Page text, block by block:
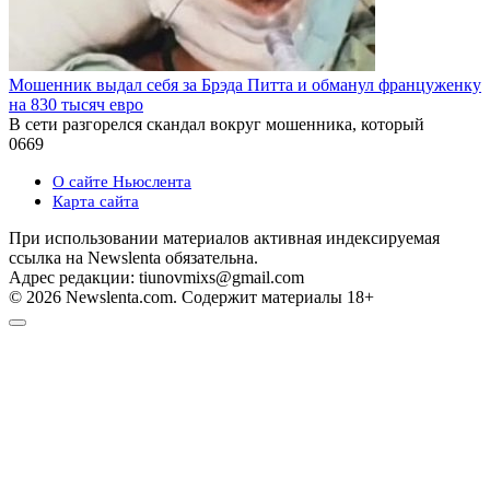
Мошенник выдал себя за Брэда Питта и обманул француженку
на 830 тысяч евро
В сети разгорелся скандал вокруг мошенника, который
0669
О сайте Ньюслента
Карта сайта
При использовании материалов активная индексируемая
ссылка на Newslenta обязательна.
Адрес редакции: tiunovmixs@gmail.com
© 2026 Newslenta.com. Содержит материалы 18+